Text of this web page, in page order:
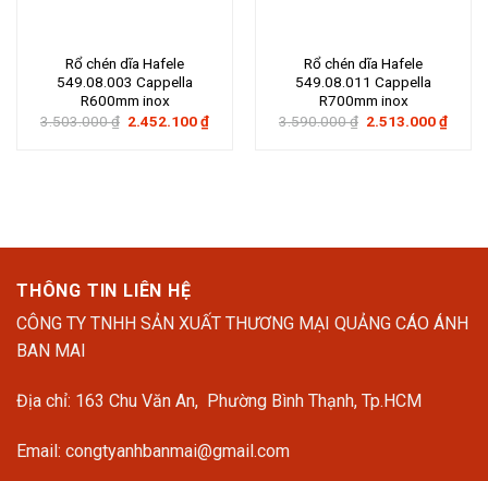
Rổ chén dĩa Hafele
549.08.003 Cappella
R600mm inox
3.503.000₫ Giá
2.452.100₫Giá
Rổ chén dĩa Hafele
549.08.011 Cappella
R700mm inox
3.590.000₫ Giá
2.513.000₫Giá
THÔNG TIN LIÊN HỆ
CÔNG TY TNHH SẢN XUẤT THƯƠNG MẠI QUẢNG CÁO ÁNH
BAN MAI
Địa chỉ: 163 Chu Văn An, Phường Bình Thạnh, Tp.HCM
Email: congtyanhbanmai@gmail.com